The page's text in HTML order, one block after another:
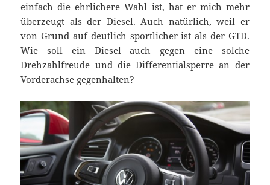
einfach die ehrlichere Wahl ist, hat er mich mehr
überzeugt als der Diesel. Auch natürlich, weil er
von Grund auf deutlich sportlicher ist als der GTD.
Wie soll ein Diesel auch gegen eine solche
Drehzahlfreude und die Differentialsperre an der
Vorderachse gegenhalten?